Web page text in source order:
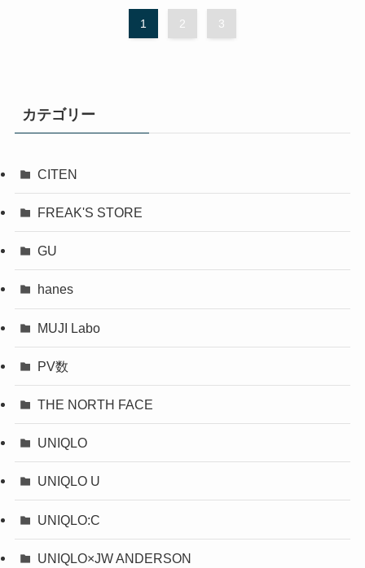
1 2 3
カテゴリー
CITEN
FREAK'S STORE
GU
hanes
MUJI Labo
PV数
THE NORTH FACE
UNIQLO
UNIQLO U
UNIQLO:C
UNIQLO×JW ANDERSON